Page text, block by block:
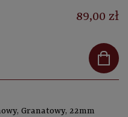
89,00 zł
Granatowy, 22mm